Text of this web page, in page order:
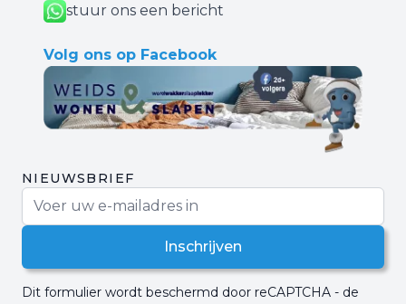
stuur ons een bericht
Volg ons op Facebook
NIEUWSBRIEF
Inschrijven
Dit formulier wordt beschermd door reCAPTCHA - de